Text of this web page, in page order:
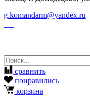
g.komandarm@yandex.ru
сравнить
понравились
корзина